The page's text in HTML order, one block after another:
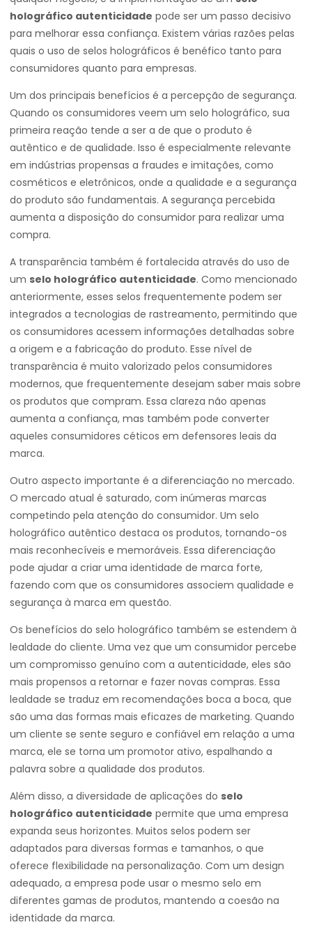
holográfico autenticidade pode ser um passo decisivo
para melhorar essa confiança. Existem várias razões pelas
quais o uso de selos holográficos é benéfico tanto para
consumidores quanto para empresas.
Um dos principais benefícios é a percepção de segurança.
Quando os consumidores veem um selo holográfico, sua
primeira reação tende a ser a de que o produto é
autêntico e de qualidade. Isso é especialmente relevante
em indústrias propensas a fraudes e imitações, como
cosméticos e eletrônicos, onde a qualidade e a segurança
do produto são fundamentais. A segurança percebida
aumenta a disposição do consumidor para realizar uma
compra.
A transparência também é fortalecida através do uso de
um selo holográfico autenticidade. Como mencionado
anteriormente, esses selos frequentemente podem ser
integrados a tecnologias de rastreamento, permitindo que
os consumidores acessem informações detalhadas sobre
a origem e a fabricação do produto. Esse nível de
transparência é muito valorizado pelos consumidores
modernos, que frequentemente desejam saber mais sobre
os produtos que compram. Essa clareza não apenas
aumenta a confiança, mas também pode converter
aqueles consumidores céticos em defensores leais da
marca.
Outro aspecto importante é a diferenciação no mercado.
O mercado atual é saturado, com inúmeras marcas
competindo pela atenção do consumidor. Um selo
holográfico autêntico destaca os produtos, tornando-os
mais reconhecíveis e memoráveis. Essa diferenciação
pode ajudar a criar uma identidade de marca forte,
fazendo com que os consumidores associem qualidade e
segurança à marca em questão.
Os benefícios do selo holográfico também se estendem à
lealdade do cliente. Uma vez que um consumidor percebe
um compromisso genuíno com a autenticidade, eles são
mais propensos a retornar e fazer novas compras. Essa
lealdade se traduz em recomendações boca a boca, que
são uma das formas mais eficazes de marketing. Quando
um cliente se sente seguro e confiável em relação a uma
marca, ele se torna um promotor ativo, espalhando a
palavra sobre a qualidade dos produtos.
Além disso, a diversidade de aplicações do selo
holográfico autenticidade permite que uma empresa
expanda seus horizontes. Muitos selos podem ser
adaptados para diversas formas e tamanhos, o que
oferece flexibilidade na personalização. Com um design
adequado, a empresa pode usar o mesmo selo em
diferentes gamas de produtos, mantendo a coesão na
identidade da marca.